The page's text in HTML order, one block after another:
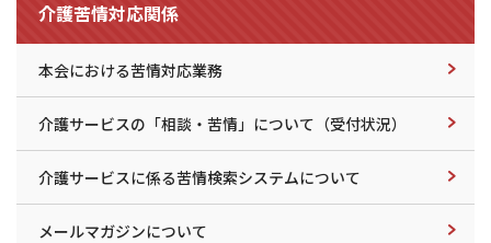
介護苦情対応関係
本会における苦情対応業務
介護サービスの「相談・苦情」について（受付状況）
介護サービスに係る苦情検索システムについて
メールマガジンについて